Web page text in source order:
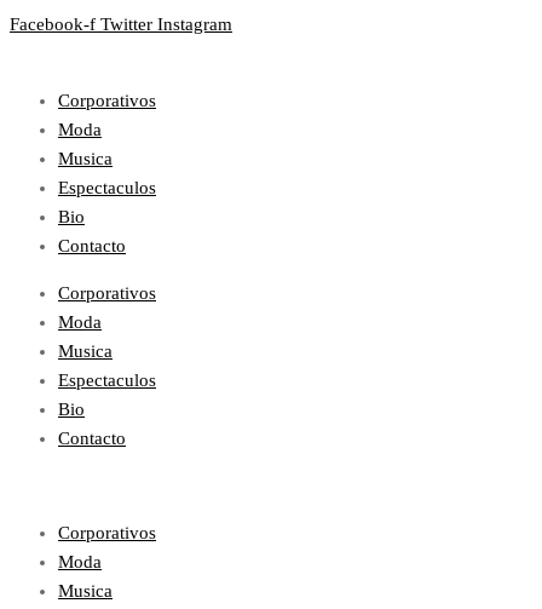
Facebook-f Twitter Instagram
Corporativos
Moda
Musica
Espectaculos
Bio
Contacto
Corporativos
Moda
Musica
Espectaculos
Bio
Contacto
Corporativos
Moda
Musica